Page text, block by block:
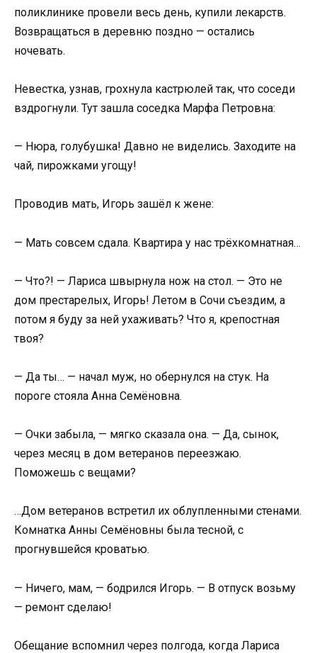
поликлинике провели весь день, купили лекарств.
Возвращаться в деревню поздно — остались
ночевать.
Невестка, узнав, грохнула кастрюлей так, что соседи
вздрогнули. Тут зашла соседка Марфа Петровна:
— Нюра, голубушка! Давно не виделись. Заходите на
чай, пирожками угощу!
Проводив мать, Игорь зашёл к жене:
— Мать совсем сдала. Квартира у нас трёхкомнатная…
— Что?! — Лариса швырнула нож на стол. — Это не
дом престарелых, Игорь! Летом в Сочи съездим, а
потом я буду за ней ухаживать? Что я, крепостная
твоя?
— Да ты… — начал муж, но обернулся на стук. На
пороге стояла Анна Семёновна.
— Очки забыла, — мягко сказала она. — Да, сынок,
через месяц в дом ветеранов переезжаю.
Поможешь с вещами?
…Дом ветеранов встретил их облупленными стенами.
Комнатка Анны Семёновны была тесной, с
прогнувшейся кроватью.
— Ничего, мам, — бодрился Игорь. — В отпуск возьму
— ремонт сделаю!
Обещание вспомнил через полгода, когда Лариса